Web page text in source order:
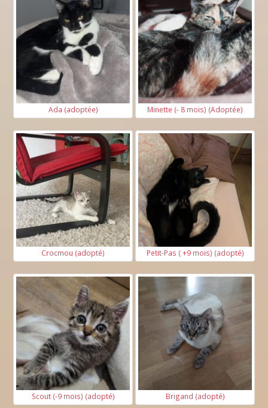
Ada (adoptée) Minette (- 8 mois) (Adoptée)
Crocmou (adopté) Petit-Pas ( +9 mois) (adopté)
Scout (-9 mois) (adopté) Brigand (adopté)